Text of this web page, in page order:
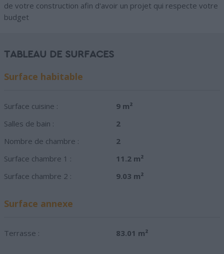
de votre construction afin d'avoir un projet qui respecte votre
budget
TABLEAU DE SURFACES
Surface habitable
Surface cuisine :
9 m²
Salles de bain :
2
Nombre de chambre :
2
Surface chambre 1 :
11.2 m²
Surface chambre 2 :
9.03 m²
Surface annexe
Terrasse : 83.01 m²